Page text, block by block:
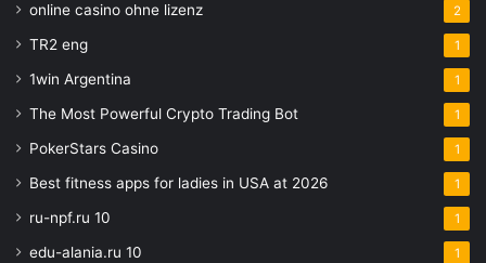
online casino ohne lizenz 2
TR2 eng 1
1win Argentina 1
The Most Powerful Crypto Trading Bot 1
PokerStars Casino 1
Best fitness apps for ladies in USA at 2026 1
ru-npf.ru 10 1
edu-alania.ru 10 1